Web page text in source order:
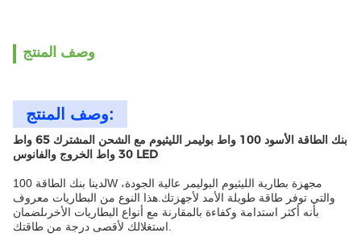
وصف المنتج
وصف المنتج:
بنك الطاقة الأسود 100 واط بوليمر الليثيوم مع الشحن المشترك 65 واط
30 واط الخروج والفانوس LED
لدينا بنك الطاقة 100W مجهزة بطارية الليثيوم البوليمر عالية الجودة،
والتي توفر طاقة طويلة الأمد لأجهزتك.هذا النوع من البطاريات معروف
بأنه أكثر استدامة وكفاءة بالمقارنة مع أنواع البطاريات الأخرىلضمان